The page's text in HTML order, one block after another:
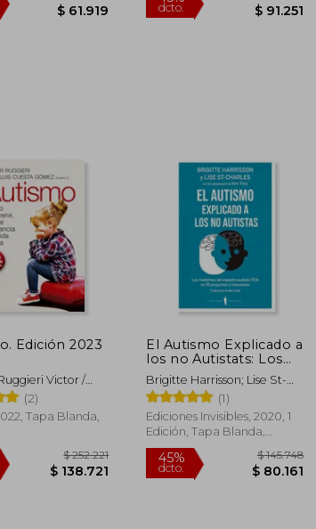
Edición 2023
Victor /
Jose Luis
(2)
Tapa Blanda,
El Autismo Explicado a
los no Autistats: Los
Trastornos del
Espectro Autista (Tea)
en 55 Preguntas y
Respuestas: 13
(Oxigen)
Brigitte Harrisson; Lise St-
Charles
(1)
Ediciones Invisibles, 2020, 1
Edición, Tapa Blanda,
Nuevo